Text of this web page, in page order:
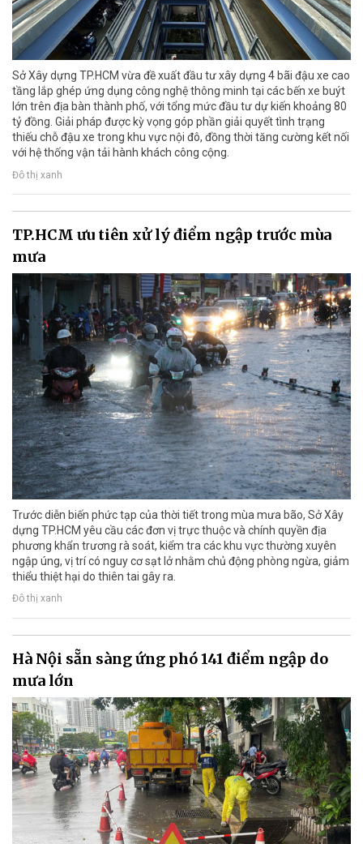
Sở Xây dựng TP.HCM vừa đề xuất đầu tư xây dựng 4 bãi đậu xe cao
tầng lắp ghép ứng dụng công nghệ thông minh tại các bến xe buýt
lớn trên địa bàn thành phố, với tổng mức đầu tư dự kiến khoảng 80
tỷ đồng. Giải pháp được kỳ vọng góp phần giải quyết tình trạng
thiếu chỗ đậu xe trong khu vực nội đô, đồng thời tăng cường kết nối
với hệ thống vận tải hành khách công cộng.
Đô thị xanh
TP.HCM ưu tiên xử lý điểm ngập trước mùa
mưa
Trước diễn biến phức tạp của thời tiết trong mùa mưa bão, Sở Xây
dựng TP.HCM yêu cầu các đơn vị trực thuộc và chính quyền địa
phương khẩn trương rà soát, kiểm tra các khu vực thường xuyên
ngập úng, vị trí có nguy cơ sạt lở nhằm chủ động phòng ngừa, giảm
thiểu thiệt hại do thiên tai gây ra.
Đô thị xanh
Hà Nội sẵn sàng ứng phó 141 điểm ngập do
mưa lớn